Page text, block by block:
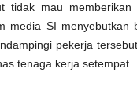
tidak mau memberikan
media SI menyebutkan
pekerja
tenaga kerja setempat.